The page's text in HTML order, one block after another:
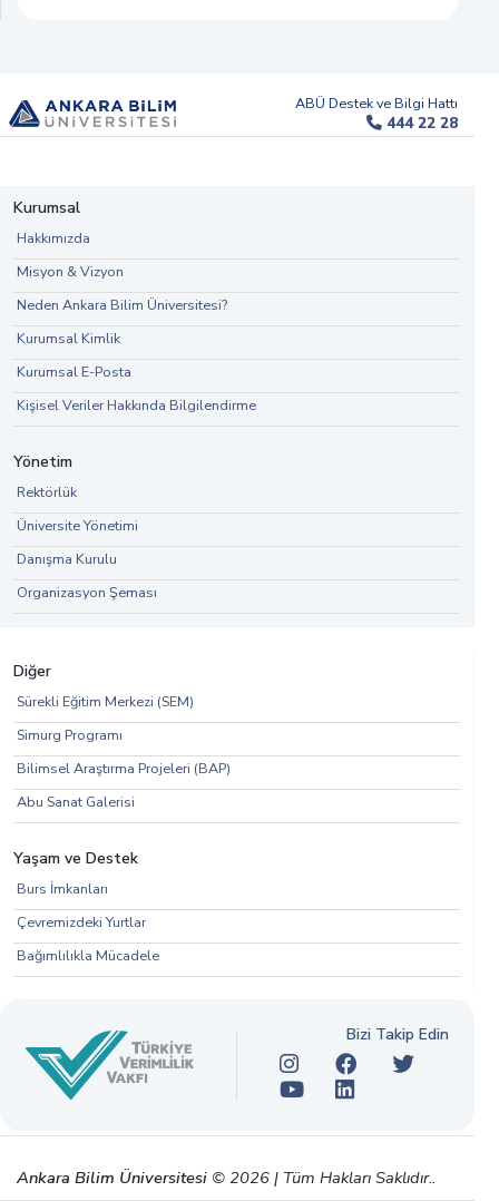
ABÜ Destek ve Bilgi Hattı
444 22 28
Kurumsal
Hakkımızda
Misyon & Vizyon
Neden Ankara Bilim Üniversitesi?
Kurumsal Kimlik
Kurumsal E-Posta
Kişisel Veriler Hakkında Bilgilendirme
Yönetim
Rektörlük
Üniversite Yönetimi
Danışma Kurulu
Organizasyon Şeması
Diğer
Sürekli Eğitim Merkezi (SEM)
Simurg Programı
Bilimsel Araştırma Projeleri (BAP)
Abu Sanat Galerisi
Yaşam ve Destek
Burs İmkanları
Çevremizdeki Yurtlar
Bağımlılıkla Mücadele
Bizi Takip Edin
Ankara Bilim Üniversitesi © 2026 | Tüm Hakları Saklıdır..